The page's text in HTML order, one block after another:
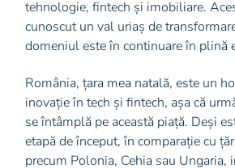
tehnologie, fintech și imobiliare.
cunoscut un val uriaș de
domeniul este în continuare în plină
România, țara mea natală, este un
inovație în tech și fintech, așa că
se întâmplă pe această piață. Deși
etapă de început, în comparație cu
precum Polonia, Cehia sau Ungaria,